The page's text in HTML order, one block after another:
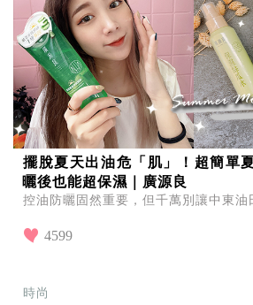
擺脫夏天出油危「肌」！超簡單
曬後也能超保濕｜廣源良
控油防曬固然重要，但千萬別讓中東油
4599
時尚